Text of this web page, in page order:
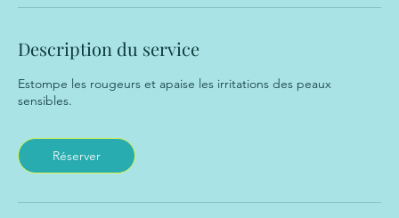
Description du service
Estompe les rougeurs et apaise les irritations des peaux
sensibles.
Réserver